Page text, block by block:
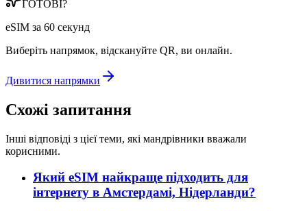
ГОТОВІ?
eSIM за 60 секунд
Виберіть напрямок, відскануйте QR, ви онлайн.
Дивитися напрямки
Схожі запитання
Інші відповіді з цієї теми, які мандрівники вважали
корисними.
Який eSIM найкраще підходить для
інтернету в Амстердамі, Нідерланди?